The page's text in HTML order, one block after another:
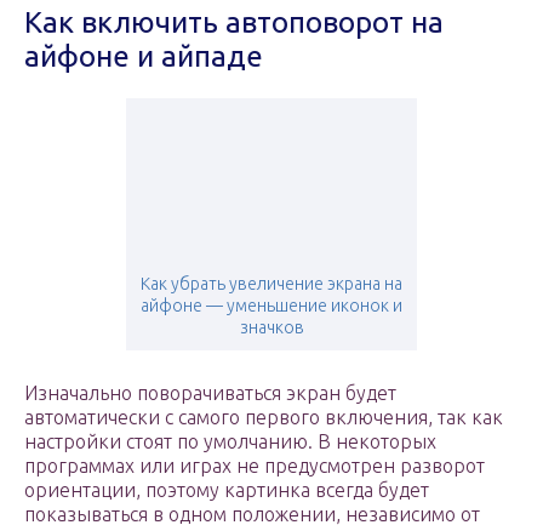
Как включить автоповорот на
айфоне и айпаде
Как убрать увеличение экрана на
айфоне — уменьшение иконок и
значков
Изначально поворачиваться экран будет
автоматически с самого первого включения, так как
настройки стоят по умолчанию. В некоторых
программах или играх не предусмотрен разворот
ориентации, поэтому картинка всегда будет
показываться в одном положении, независимо от